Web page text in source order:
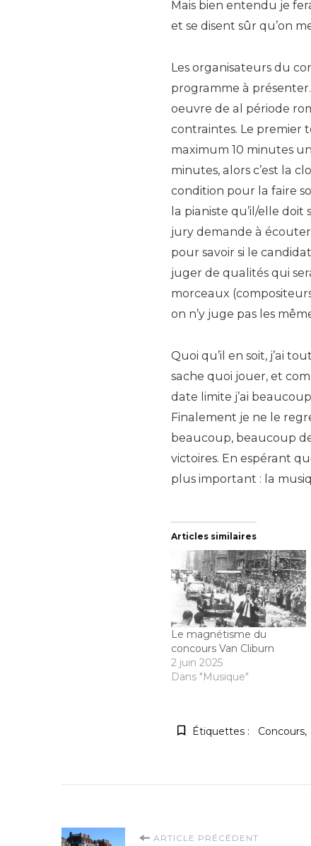
Mais bien entendu je
et se disent sûr qu’on
Les organisateurs du
programme à
oeuvre de al période
contraintes. Le premier
maximum 10 minutes
minutes, alors c’est la
condition pour la faire
la pianiste qu’il/elle doit
jury demande à
pour savoir si le
juger de qualités qui
morceaux
on n’y juge pas les
Quoi qu’il en soit, j’ai
sache quoi jouer, et
date limite j’ai
Finalement je ne le
beaucoup, beaucoup
victoires. En espérant
plus important : la
Articles similaires
Le magnétisme du
concours Van Cliburn
2 juin 2025
Dans "Musique"
Étiquettes : Concours
ARTICLE PRÉCÉDENT